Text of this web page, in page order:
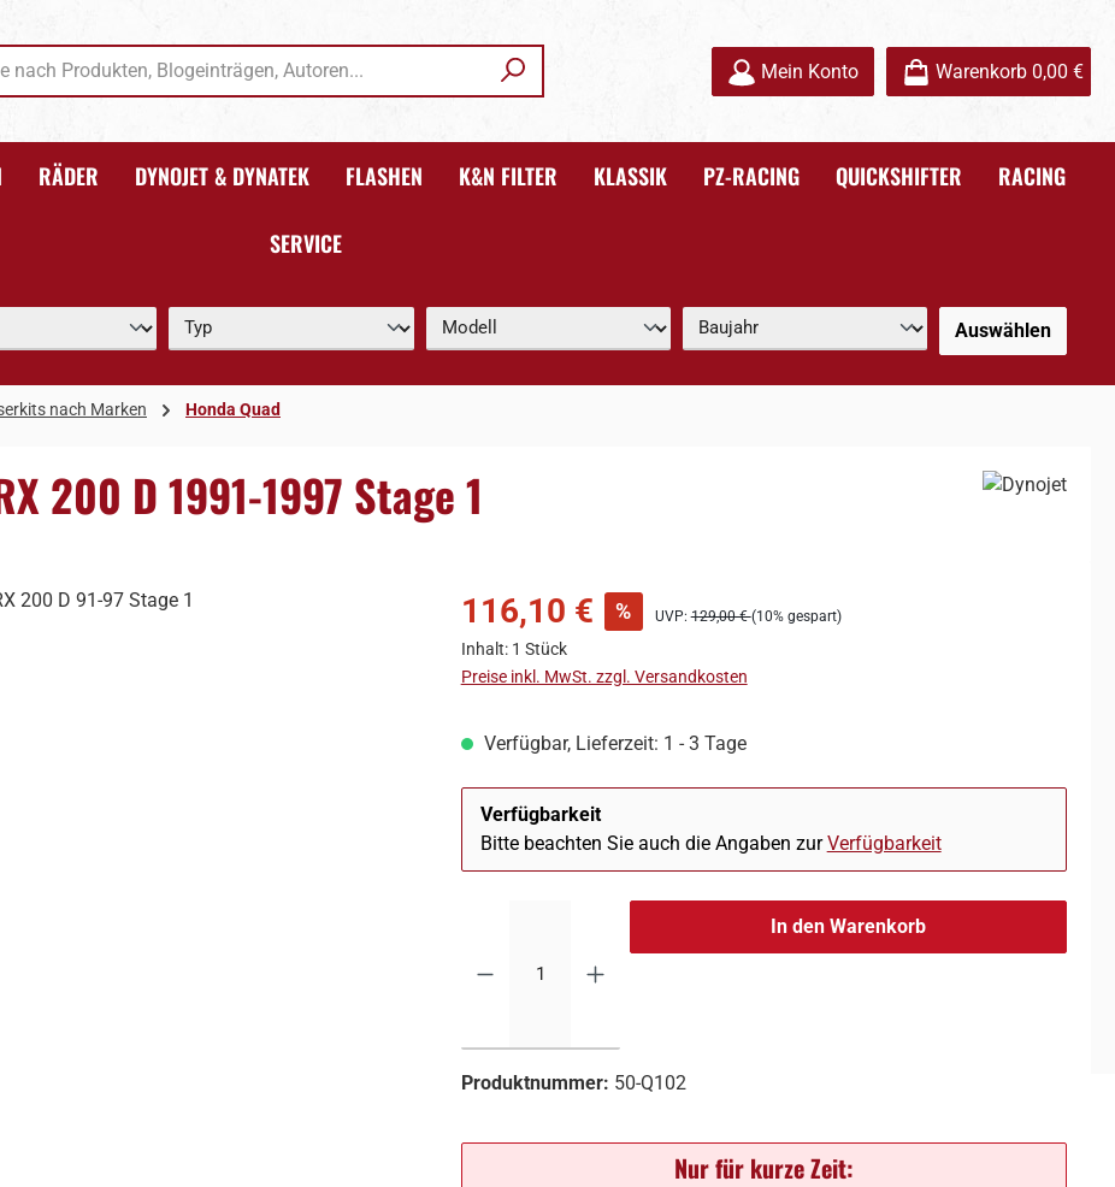
Mein Konto
Warenkorb 0,00 €
RÄDER DYNOJET & DYNATEK FLASHEN K&N FILTER KLASSIK PZ-RACING QUICKSHIFTER RACING
SERVICE
Auswählen
nach Marken Honda Quad
200 D 1991-1997 Stage 1
116,10 € % UVP:129,00 €(10% gespart)
Inhalt: 1 Stück
Preise inkl. MwSt. zzgl. Versandkosten
Verfügbar, Lieferzeit: 1 - 3 Tage
Verfügbarkeit
Bitte beachten Sie auch die Angaben zurVerfügbarkeit
In den Warenkorb
Produktnummer: 50-Q102
Nur für kurze Zeit: